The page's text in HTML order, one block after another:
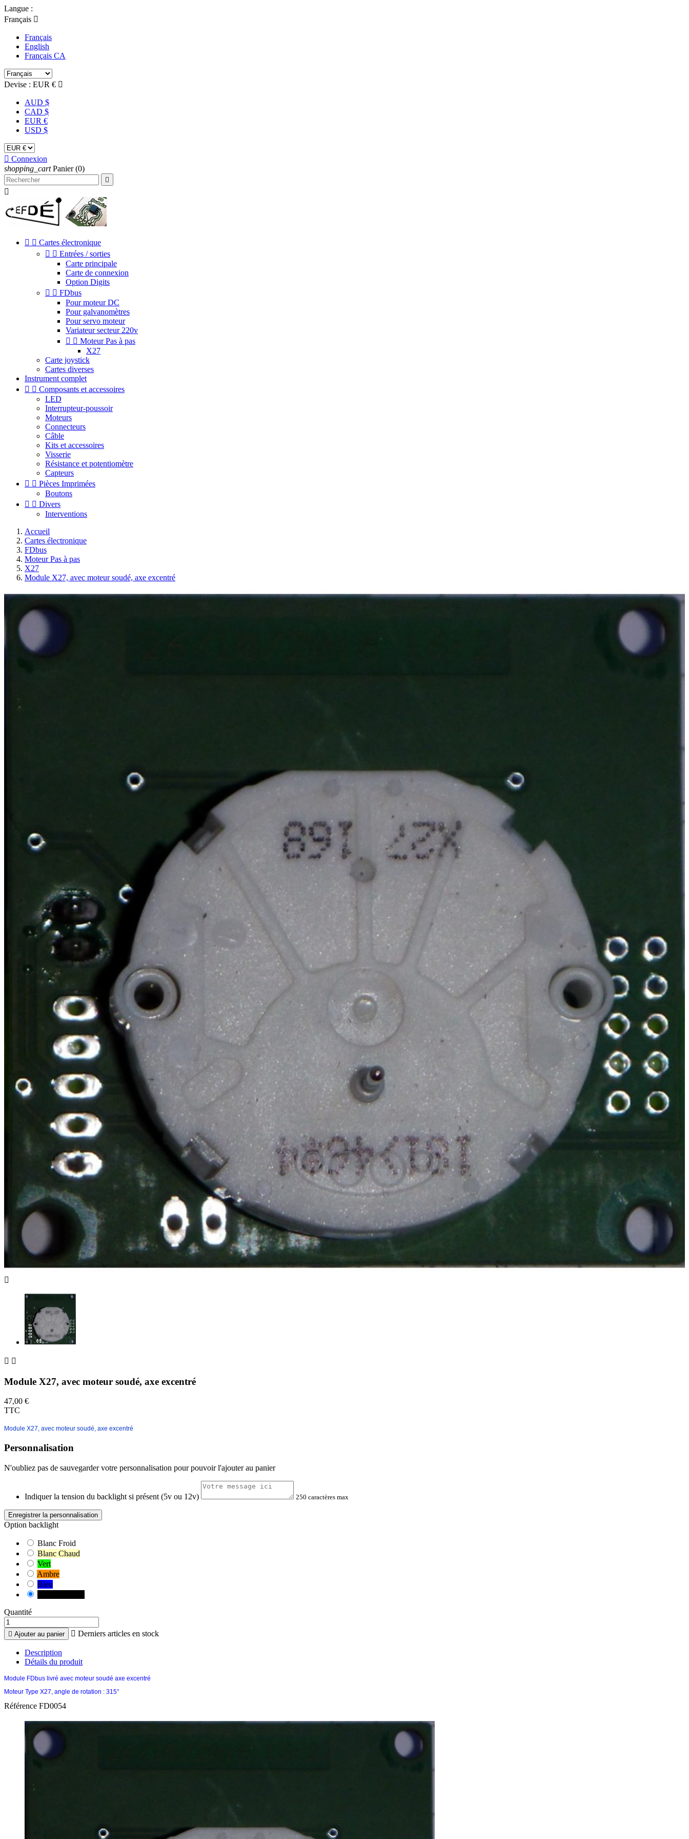
Langue :
Français 
Français
English
Français CA
Devise : EUR € 
AUD $
CAD $
EUR €
USD $
 Connexion
shopping_cart Panier (0)


  Cartes électronique
  Entrées / sorties
Carte principale
Carte de connexion
Option Digits
  FDbus
Pour moteur DC
Pour galvanomètres
Pour servo moteur
Variateur secteur 220v
  Moteur Pas à pas
X27
Carte joystick
Cartes diverses
Instrument complet
  Composants et accessoires
LED
Interrupteur-poussoir
Moteurs
Connecteurs
Câble
Kits et accessoires
Visserie
Résistance et potentiomètre
Capteurs
  Pièces Imprimées
Boutons
  Divers
Interventions
Accueil
Cartes électronique
FDbus
Moteur Pas à pas
X27
Module X27, avec moteur soudé, axe excentré

 
Module X27, avec moteur soudé, axe excentré
47,00 €
TTC
Module X27, avec moteur soudé, axe excentré
Personnalisation
N'oubliez pas de sauvegarder votre personnalisation pour pouvoir l'ajouter au panier
Indiquer la tension du backlight si présent (5v ou 12v) 250 caractères max
Enregistrer la personnalisation
Option backlight
Blanc Froid
Blanc Chaud
Vert
Ambre
Bleu
Quantité
 Ajouter au panier  Derniers articles en stock
Description
Détails du produit
Module FDbus livré avec moteur soudé axe excentré
Moteur Type X27, angle de rotation : 315°
Référence FD0054